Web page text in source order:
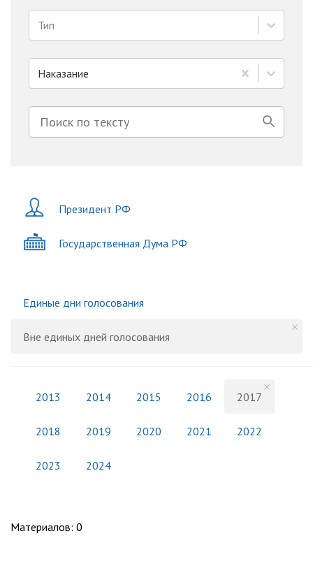
Тип
Наказание
Президент РФ
Государственная Дума РФ
Единые дни голосования
Вне единых дней голосования
2013 2014 2015 2016 2017
2018 2019 2020 2021 2022
2023 2024
Материалов: 0